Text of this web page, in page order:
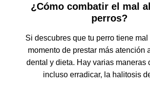
¿Cómo combatir el mal
perros?
Si descubres que tu perro tiene mal
momento de prestar más atención
dental y dieta. Hay varias maneras
incluso erradicar, la halitosis